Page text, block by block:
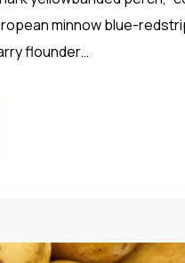
minnow blue-
flounder…